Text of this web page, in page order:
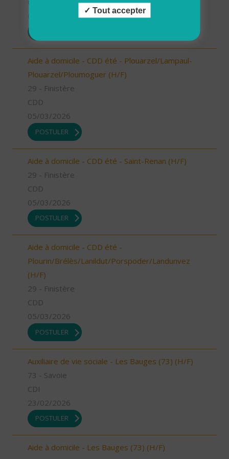
Aide à domicile - CDD été - Plouarzel/Lampaul-
Plouarzel/Ploumoguer (H/F)
29 - Finistère
CDD
05/03/2026
POSTULER
Aide à domicile - CDD été - Saint-Renan (H/F)
29 - Finistère
CDD
05/03/2026
POSTULER
Aide à domicile - CDD été -
Plourin/Brélès/Lanildut/Porspoder/Landunvez
(H/F)
29 - Finistère
CDD
05/03/2026
POSTULER
Auxiliaire de vie sociale - Les Bauges (73) (H/F)
73 - Savoie
CDI
23/02/2026
POSTULER
Aide à domicile - Les Bauges (73) (H/F)
Tout accepter